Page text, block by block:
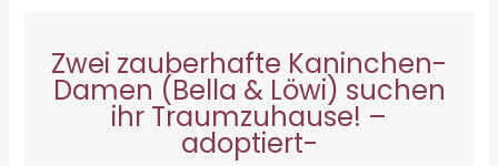
Zwei zauberhafte Kaninchen-
Damen (Bella & Löwi) suchen
ihr Traumzuhause! –
adoptiert-